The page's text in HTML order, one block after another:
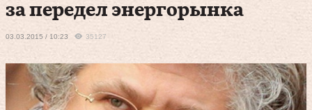
за передел энергорынка
03.03.2015 / 10:23 35127